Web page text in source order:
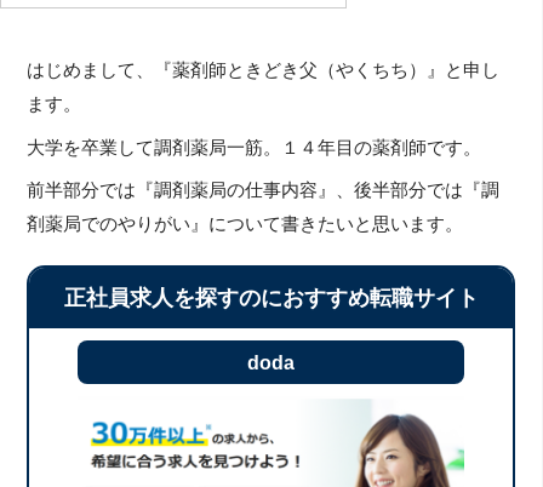
はじめまして、『薬剤師ときどき父（やくちち）』と申し
ます。
大学を卒業して調剤薬局一筋。１４年目の薬剤師です。
前半部分では『調剤薬局の仕事内容』、後半部分では『調
剤薬局でのやりがい』について書きたいと思います。
正社員求人を探すのにおすすめ転職サイト
doda